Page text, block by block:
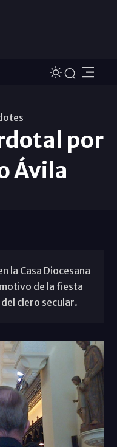
por
Ávila
la Casa Diocesana
de la fiesta
clero secular.